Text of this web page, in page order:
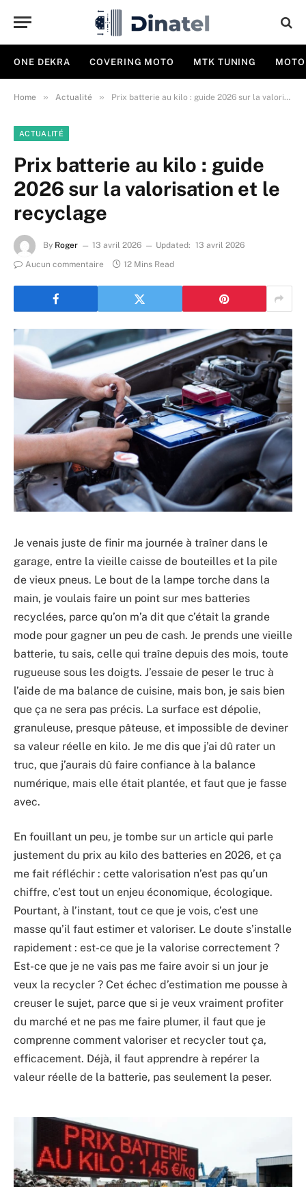
ONE DEKRA COVERING MOTO MTK TUNING
Home » Actualité » Prix batterie au kilo : guide 2026 sur la valorisation et le recyclage
ACTUALITÉ
Prix batterie au kilo : guide
2026 sur la valorisation et le
recyclage
By Roger 13 avril 2026 Updated: 13 avril 2026
Aucun commentaire
12 Mins Read
Je venais juste de finir ma journée à traîner dans le
garage, entre la vieille caisse de bouteilles et la pile
de vieux pneus. Le bout de la lampe torche dans la
main, je voulais faire un point sur mes batteries
recyclées, parce qu’on m’a dit que c’était la grande
mode pour gagner un peu de cash. Je prends une vieille
batterie, tu sais, celle qui traîne depuis des mois, toute
rugueuse sous les doigts. J’essaie de peser le truc à
l’aide de ma balance de cuisine, mais bon, je sais bien
que ça ne sera pas précis. La surface est dépolie,
granuleuse, presque pâteuse, et impossible de deviner
sa valeur réelle en kilo. Je me dis que j’ai dû rater un
truc, que j’aurais dû faire confiance à la balance
numérique, mais elle était plantée, et faut que je fasse
avec.
En fouillant un peu, je tombe sur un article qui parle
justement du prix au kilo des batteries en 2026, et ça
me fait réfléchir : cette valorisation n’est pas qu’un
chiffre, c’est tout un enjeu économique, écologique.
Pourtant, à l’instant, tout ce que je vois, c’est une
masse qu’il faut estimer et valoriser. Le doute s’installe
rapidement : est-ce que je la valorise correctement ?
Est-ce que je ne vais pas me faire avoir si un jour je
veux la recycler ? Cet échec d’estimation me pousse à
creuser le sujet, parce que si je veux vraiment profiter
du marché et ne pas me faire plumer, il faut que je
comprenne comment valoriser et recycler tout ça,
efficacement. Déjà, il faut apprendre à repérer la
valeur réelle de la batterie, pas seulement la peser.